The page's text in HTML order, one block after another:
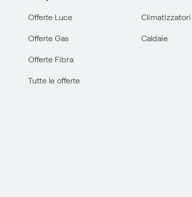
Offerte Luce
Offerte Gas
Offerte Fibra
Tutte le offerte
Climatizzatori
Caldaie